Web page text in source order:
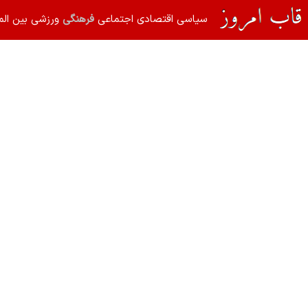
سیاسیاقتصادیاجتماعیفرهنگیورزشیبین